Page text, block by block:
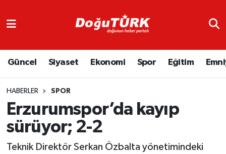
Güncel Siyaset Ekonomi Spor Eğitim
HABERLER SPOR
Erzurumspor’da kayıp
sürüyor; 2-2
Teknik Direktör Serkan Özbalta yönetimindeki
Asayiş
Bölge
Eğitim
Trafik Durumu
Süper Lig Puan Durumu ve Fikstür
Tüm Manşetler
Son Dakika Haberleri